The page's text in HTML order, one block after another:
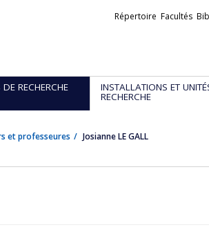
Liens
Répertoire Facultés
RECHERCHE INSTALLATIONS ET
RECHERCHE
et professeures Josianne LE GALL